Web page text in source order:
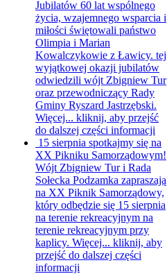
Jubilatów 60 lat wspólnego
życia, wzajemnego wsparcia i
miłości świętowali państwo
Olimpia i Marian
Kowalczykowie z Ławicy. tej
wyjątkowej okazji jubilatów
odwiedzili wójt Zbigniew Tur
oraz przewodniczący Rady
Gminy Ryszard Jastrzębski.
Więcej... kliknij, aby przejść
do dalszej części informacji
15 sierpnia spotkajmy się na
XX Pikniku Samorządowym!
Wójt Zbigniew Tur i Rada
Sołecka Podzamka zapraszają
na XX Piknik Samorządowy,
który odbędzie się 15 sierpnia
na terenie rekreacyjnym na
terenie rekreacyjnym przy
kaplicy. Więcej... kliknij, aby
przejść do dalszej części
informacji